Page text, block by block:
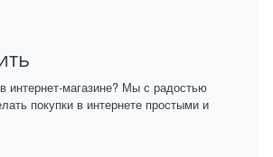
интернет-магазине? Мы с радостью
покупки в интернете простыми и